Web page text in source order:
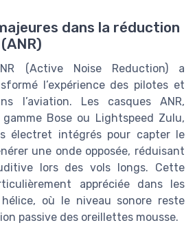
dans la réduction
(Active Noise Reduction) a
l’expérience des pilotes et
l’aviation. Les casques ANR,
Bose ou Lightspeed Zulu,
électret intégrés pour capter le
une onde opposée, réduisant
lors des vols longs. Cette
appréciée dans les
hélice, où le niveau sonore reste
passive des oreillettes mousse.